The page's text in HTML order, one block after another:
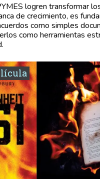
logren transformar
de crecimiento, es
como simples
como herramientas